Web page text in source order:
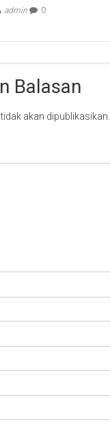
admin 0
Balasan
akan dipublikasikan.